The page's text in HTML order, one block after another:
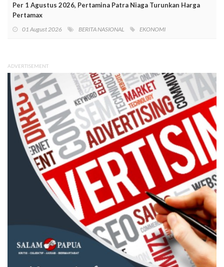
Per 1 Agustus 2026, Pertamina Patra Niaga Turunkan Harga
Pertamax
01 August 2026 BERITA NASIONAL EKONOMI
ADVERTISEMENT